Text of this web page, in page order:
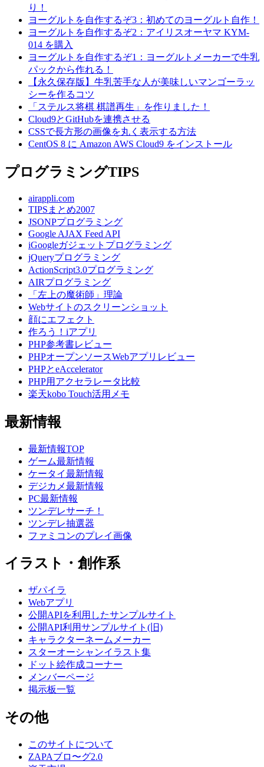
り！
ヨーグルトを自作するぞ3：初めてのヨーグルト自作！
ヨーグルトを自作するぞ2：アイリスオーヤマ KYM-
014 を購入
ヨーグルトを自作するぞ1：ヨーグルトメーカーで牛乳
パックから作れる！
【永久保存版】牛乳苦手な人が美味しいマンゴーラッ
シーを作るコツ
「ステルス将棋 棋譜再生」を作りました！
Cloud9とGitHubを連携させる
CSSで長方形の画像を丸く表示する方法
CentOS 8 に Amazon AWS Cloud9 をインストール
プログラミングTIPS
airappli.com
TIPSまとめ2007
JSONPプログラミング
Google AJAX Feed API
iGoogleガジェットプログラミング
jQueryプログラミング
ActionScript3.0プログラミング
AIRプログラミング
「左上の魔術師」理論
Webサイトのスクリーンショット
顔にエフェクト
作ろう！iアプリ
PHP参考書レビュー
PHPオープンソースWebアプリレビュー
PHPとeAccelerator
PHP用アクセラレータ比較
楽天kobo Touch活用メモ
最新情報
最新情報TOP
ゲーム最新情報
ケータイ最新情報
デジカメ最新情報
PC最新情報
ツンデレサーチ！
ツンデレ抽選器
ファミコンのプレイ画像
イラスト・創作系
ザパイラ
Webアプリ
公開APIを利用したサンプルサイト
公開API利用サンプルサイト(旧)
キャラクターネームメーカー
スターオーシャンイラスト集
ドット絵作成コーナー
メンバーページ
掲示板一覧
その他
このサイトについて
ZAPAブロ〜グ2.0